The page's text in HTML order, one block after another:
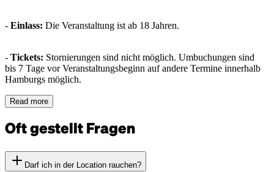
- Einlass: Die Veranstaltung ist ab 18 Jahren.
- Tickets: Stornierungen sind nicht möglich. Umbuchungen sind
bis 7 Tage vor Veranstaltungsbeginn auf andere Termine innerhalb
Hamburgs möglich.
Read more
Oft gestellt Fragen
Darf ich in der Location rauchen?